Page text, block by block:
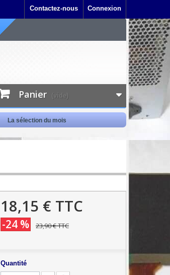
Connexion
Contactez-nous
Panier (vide)
La sélection du mois
18,15 € TTC
-24 % 23,90 €TTC
Quantité